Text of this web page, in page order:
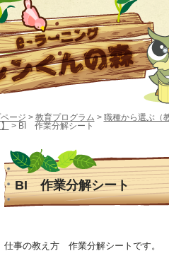
ージ > 教育プログラム > 職種から選ぶ（
> BI 作業分解シート
BI 作業分解シート
仕事の教え方 作業分解シートです。